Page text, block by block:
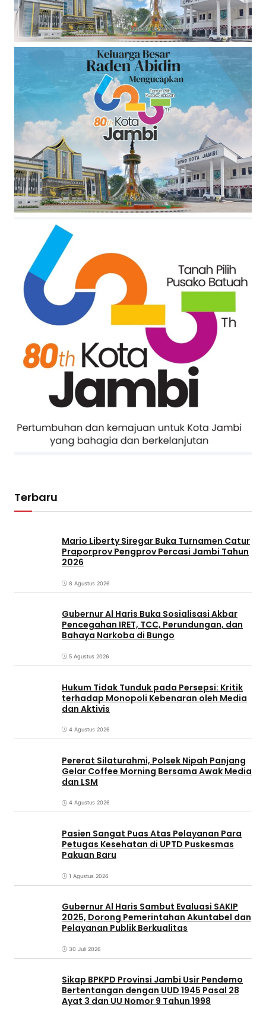
Terbaru
Mario Liberty Siregar Buka Turnamen Catur
Praporprov Pengprov Percasi Jambi Tahun
2026
8 Agustus 2026
Gubernur Al Haris Buka Sosialisasi Akbar
Pencegahan IRET, TCC, Perundungan, dan
Bahaya Narkoba di Bungo
5 Agustus 2026
Hukum Tidak Tunduk pada Persepsi: Kritik
terhadap Monopoli Kebenaran oleh Media
dan Aktivis
4 Agustus 2026
Pererat Silaturahmi, Polsek Nipah Panjang
Gelar Coffee Morning Bersama Awak Media
dan LSM
4 Agustus 2026
Pasien Sangat Puas Atas Pelayanan Para
Petugas Kesehatan di UPTD Puskesmas
Pakuan Baru
1 Agustus 2026
Gubernur Al Haris Sambut Evaluasi SAKIP
2025, Dorong Pemerintahan Akuntabel dan
Pelayanan Publik Berkualitas
30 Juli 2026
Sikap BPKPD Provinsi Jambi Usir Pendemo
Bertentangan dengan UUD 1945 Pasal 28
Ayat 3 dan UU Nomor 9 Tahun 1998